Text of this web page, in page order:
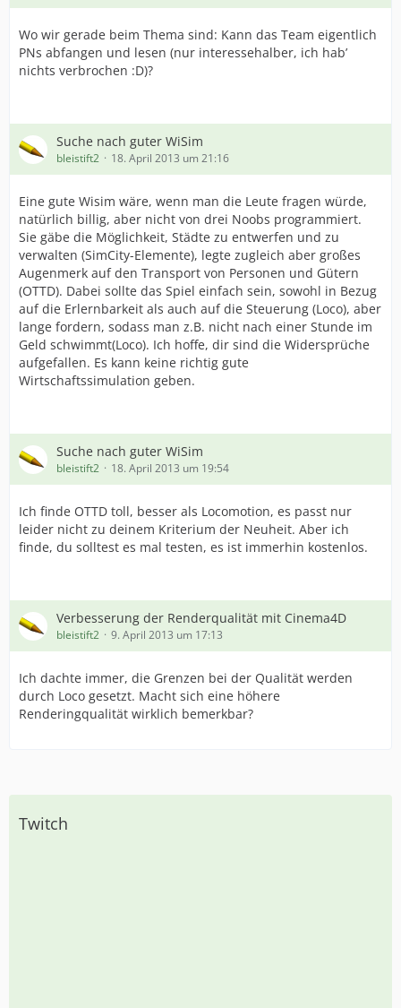
Wo wir gerade beim Thema sind: Kann das Team eigentlich
PNs abfangen und lesen (nur interessehalber, ich hab’
nichts verbrochen :D)?
Suche nach guter WiSim
bleistift2 18. April 2013 um 21:16
Eine gute Wisim wäre, wenn man die Leute fragen würde,
natürlich billig, aber nicht von drei Noobs programmiert.
Sie gäbe die Möglichkeit, Städte zu entwerfen und zu
verwalten (SimCity-Elemente), legte zugleich aber großes
Augenmerk auf den Transport von Personen und Gütern
(OTTD). Dabei sollte das Spiel einfach sein, sowohl in Bezug
auf die Erlernbarkeit als auch auf die Steuerung (Loco), aber
lange fordern, sodass man z.B. nicht nach einer Stunde im
Geld schwimmt(Loco). Ich hoffe, dir sind die Widersprüche
aufgefallen. Es kann keine richtig gute
Wirtschaftssimulation geben.
Suche nach guter WiSim
bleistift2 18. April 2013 um 19:54
Ich finde OTTD toll, besser als Locomotion, es passt nur
leider nicht zu deinem Kriterium der Neuheit. Aber ich
finde, du solltest es mal testen, es ist immerhin kostenlos.
Verbesserung der Renderqualität mit Cinema4D
bleistift2 9. April 2013 um 17:13
Ich dachte immer, die Grenzen bei der Qualität werden
durch Loco gesetzt. Macht sich eine höhere
Renderingqualität wirklich bemerkbar?
Twitch